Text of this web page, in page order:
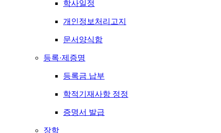
학사일정
개인정보처리고지
문서양식함
등록·제증명
등록금 납부
학적기재사항 정정
증명서 발급
장학